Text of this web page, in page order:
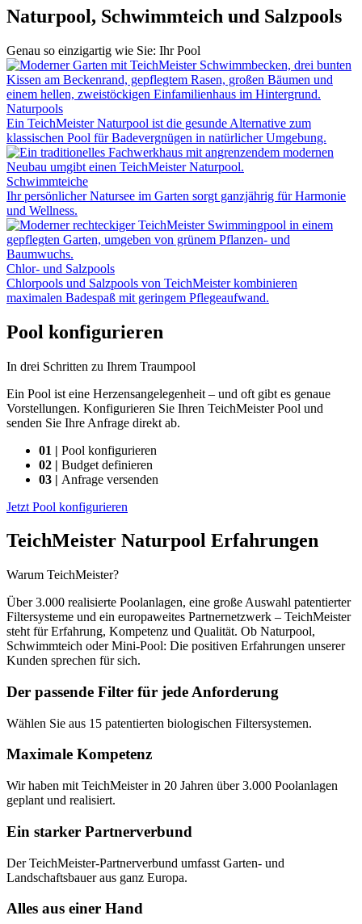
Naturpool, Schwimmteich und Salzpools
Genau so einzigartig wie Sie: Ihr Pool
Naturpools
Ein TeichMeister Naturpool ist die gesunde Alternative zum
klassischen Pool für Badevergnügen in natürlicher Umgebung.
Schwimmteiche
Ihr persönlicher Natursee im Garten sorgt ganzjährig für Harmonie
und Wellness.
Chlor- und Salzpools
Chlorpools und Salzpools von TeichMeister kombinieren
maximalen Badespaß mit geringem Pflegeaufwand.
Pool konfigurieren
In drei Schritten zu Ihrem Traumpool
Ein Pool ist eine Herzensangelegenheit – und oft gibt es genaue
Vorstellungen. Konfigurieren Sie Ihren TeichMeister Pool und
senden Sie Ihre Anfrage direkt ab.
01 | Pool konfigurieren
02 | Budget definieren
03 | Anfrage versenden
Jetzt Pool konfigurieren
TeichMeister Naturpool Erfahrungen
Warum TeichMeister?
Über 3.000 realisierte Poolanlagen, eine große Auswahl patentierter
Filtersysteme und ein europaweites Partnernetzwerk – TeichMeister
steht für Erfahrung, Kompetenz und Qualität. Ob Naturpool,
Schwimmteich oder Mini-Pool: Die positiven Erfahrungen unserer
Kunden sprechen für sich.
Der passende Filter für jede Anforderung
Wählen Sie aus 15 patentierten biologischen Filtersystemen.
Maximale Kompetenz
Wir haben mit TeichMeister in 20 Jahren über 3.000 Poolanlagen
geplant und realisiert.
Ein starker Partnerverbund
Der TeichMeister-Partnerverbund umfasst Garten- und
Landschaftsbauer aus ganz Europa.
Alles aus einer Hand